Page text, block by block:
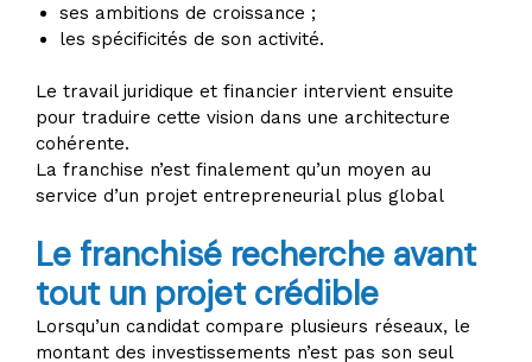
ses ambitions de croissance ;
les spécificités de son activité.
Le travail juridique et financier intervient ensuite
pour traduire cette vision dans une architecture
cohérente.
La franchise n’est finalement qu’un moyen au
service d’un projet entrepreneurial plus global
Le franchisé recherche avant
tout un projet crédible
Lorsqu’un candidat compare plusieurs réseaux, le
montant des investissements n’est pas son seul